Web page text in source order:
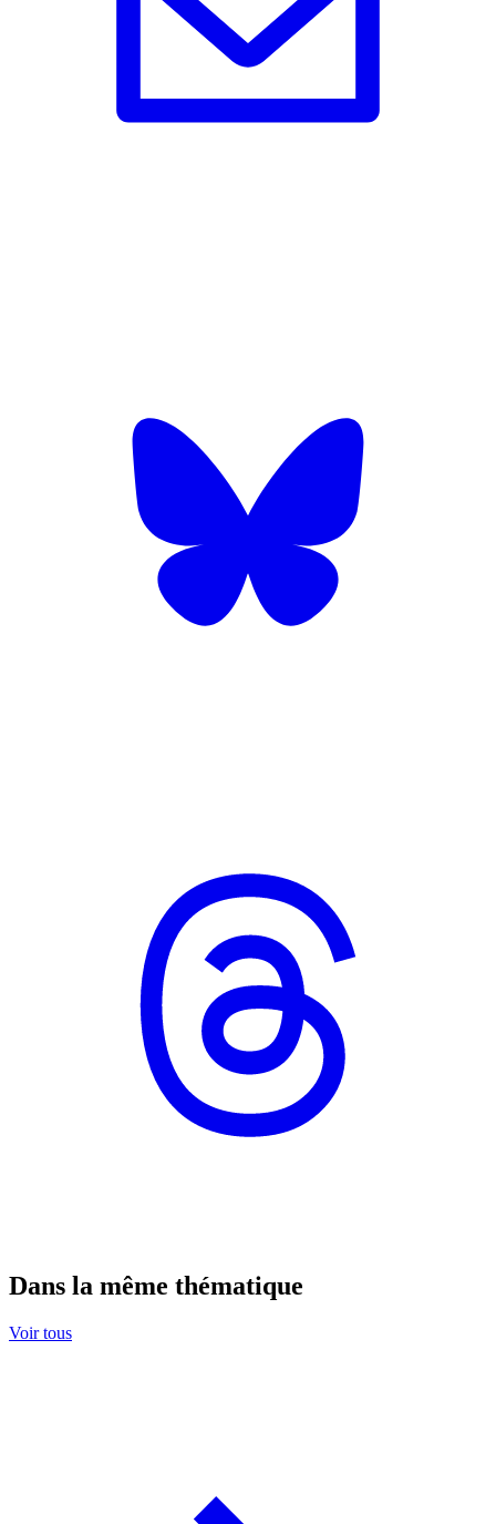
Dans la même thématique
Voir tous